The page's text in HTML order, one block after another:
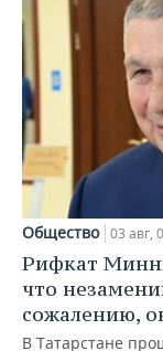
Общество 03 авг,
Рифкат
что
сожалению,
В Татарстане